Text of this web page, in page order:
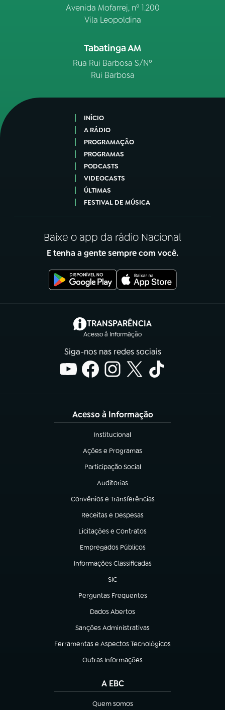
Avenida Mofarrej, nº 1.200
Vila Leopoldina
Tabatinga AM
Rua Rui Barbosa S/Nº
Rui Barbosa
INÍCIO
A RÁDIO
PROGRAMAÇÃO
PROGRAMAS
PODCASTS
VIDEOCASTS
ÚLTIMAS
FESTIVAL DE MÚSICA
Baixe o app da rádio Nacional
E tenha a gente sempre com você.
TRANSPARÊNCIA
Acesso à Informação
(abre em nova aba)
Siga-nos nas redes sociais
Acesso à Informação
Institucional
(abre em nova aba)
Ações e Programas
(abre em nova aba)
Participação Social
(abre em nova aba)
Auditorias
(abre em nova aba)
Convênios e Transferências
(abre em nova aba)
Receitas e Despesas
(abre em nova aba)
Licitações e Contratos
(abre em nova aba)
Empregados Públicos
(abre em nova aba)
Informações Classificadas
(abre em nova aba)
SIC
(abre em nova aba)
Perguntas Frequentes
(abre em nova aba)
Dados Abertos
(abre em nova aba)
Sanções Administrativas
(abre em nova aba)
Ferramentas e Aspectos Tecnológicos
(abre em nova aba)
Outras Informações
(abre em nova aba)
A EBC
Quem somos
(abre em nova aba)